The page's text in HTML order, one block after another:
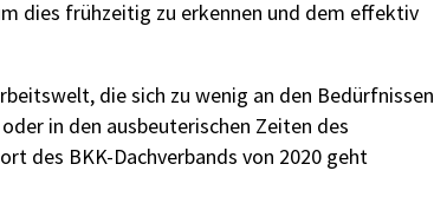
dies frühzeitig zu erkennen und dem effektiv
die sich zu wenig an den Bedürfnissen
in den ausbeuterischen Zeiten des
des BKK-Dachverbands von 2020 geht